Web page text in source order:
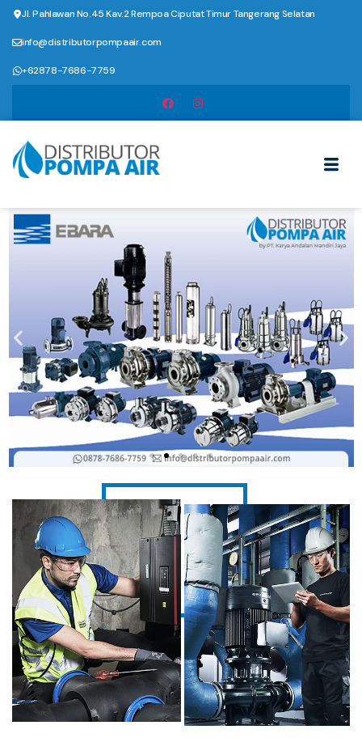
Jl. Pahlawan No.45 Kav.2 Rempoa Ciputat Timur Tangerang Selatan
info@distributorpompaair.com
+62878-7686-7759